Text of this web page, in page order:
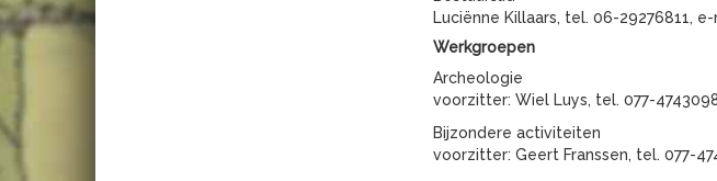
Luciënne Killaars, tel. 06-29276811,
Werkgroepen
Archeologie
voorzitter: Wiel Luys, tel. 077-
Bijzondere activiteiten
voorzitter: Geert Franssen, tel. 077-